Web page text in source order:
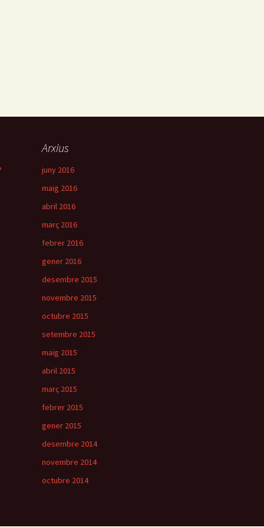
Arxius
juny 2016
maig 2016
abril 2016
març 2016
febrer 2016
gener 2016
desembre 2015
novembre 2015
octubre 2015
setembre 2015
maig 2015
abril 2015
març 2015
febrer 2015
gener 2015
desembre 2014
novembre 2014
octubre 2014